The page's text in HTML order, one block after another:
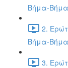
Βήμα-
2.
Βήμα-
3.